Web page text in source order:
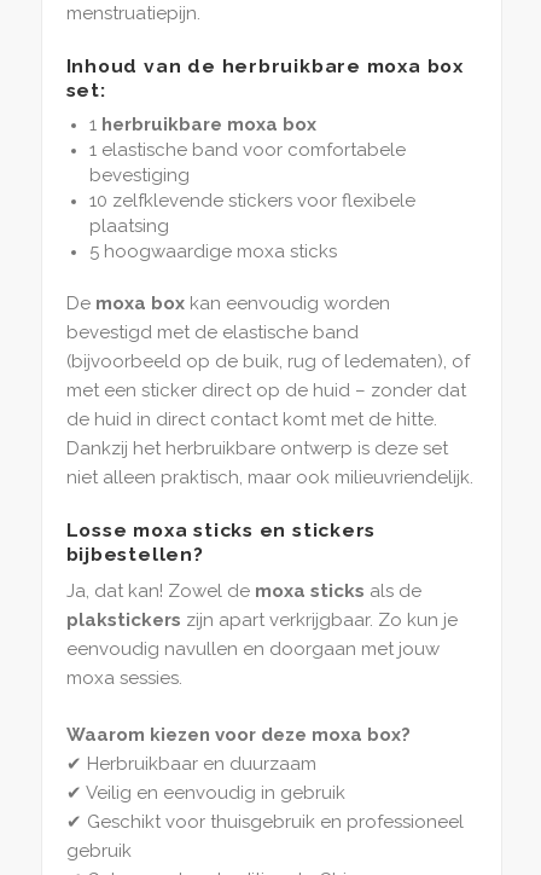
menstruatiepijn.
Inhoud van de herbruikbare moxa box
set:
1 herbruikbare moxa box
1 elastische band voor comfortabele
bevestiging
10 zelfklevende stickers voor flexibele
plaatsing
5 hoogwaardige moxa sticks
De moxa boxkan eenvoudig worden
bevestigd met de elastische band
(bijvoorbeeld op de buik, rug of ledematen), of
met een sticker direct op de huid – zonder dat
de huid in direct contact komt met de hitte.
Dankzij het herbruikbare ontwerp is deze set
niet alleen praktisch, maar ook milieuvriendelijk.
Losse moxa sticks en stickers
bijbestellen?
Ja, dat kan! Zowel de moxa sticks als de
plakstickers zijn apart verkrijgbaar. Zo kun je
eenvoudig navullen en doorgaan met jouw
moxa sessies.
Waarom kiezen voor deze moxa box?
✔ Herbruikbaar en duurzaam
✔ Veilig en eenvoudig in gebruik
✔ Geschikt voor thuisgebruik en professioneel
gebruik